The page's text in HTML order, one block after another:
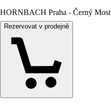
HORNBACH Praha - Černý Most
Rezervovat v prodejně